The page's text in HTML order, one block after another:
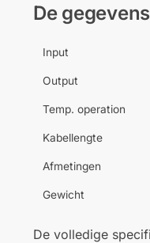
De
Input
Output
Temp. operation
Kabellengte
Afmetingen
Gewicht
De volledige